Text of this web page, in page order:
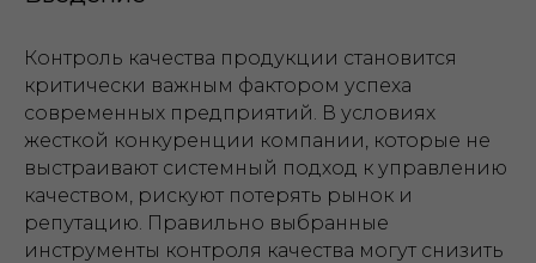
Контроль качества продукции становится
критически важным фактором успеха
современных предприятий. В условиях
жесткой конкуренции компании, которые не
выстраивают системный подход к управлению
качеством, рискуют потерять рынок и
репутацию. Правильно выбранные
инструменты контроля качества могут снизить